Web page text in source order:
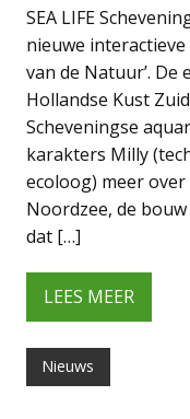
SEA LIFE
nieuwe
van de Natuur’.
Hollandse Kust
Scheveningse
karakters Milly
ecoloog) meer
Noordzee, de
dat […]
LEES MEER
Nieuws